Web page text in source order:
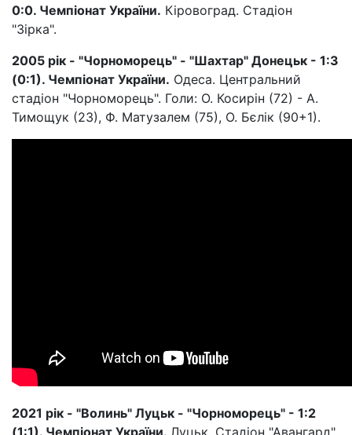
0:0. Чемпіонат України. Кіровоград. Стадіон
"Зірка".
2005 рік - "Чорноморець" - "Шахтар" Донецьк - 1:3
(0:1). Чемпіонат України. Одеса. Центральний
стадіон "Чорноморець". Голи: О. Косирін (72) - А.
Тимощук (23), Ф. Матузалем (75), О. Бєлік (90+1).
2021 рік - "Волинь" Луцьк - "Чорноморець" - 1:2
(1:1). Чемпіонат України. Луцьк. Стадіон "Авангард".